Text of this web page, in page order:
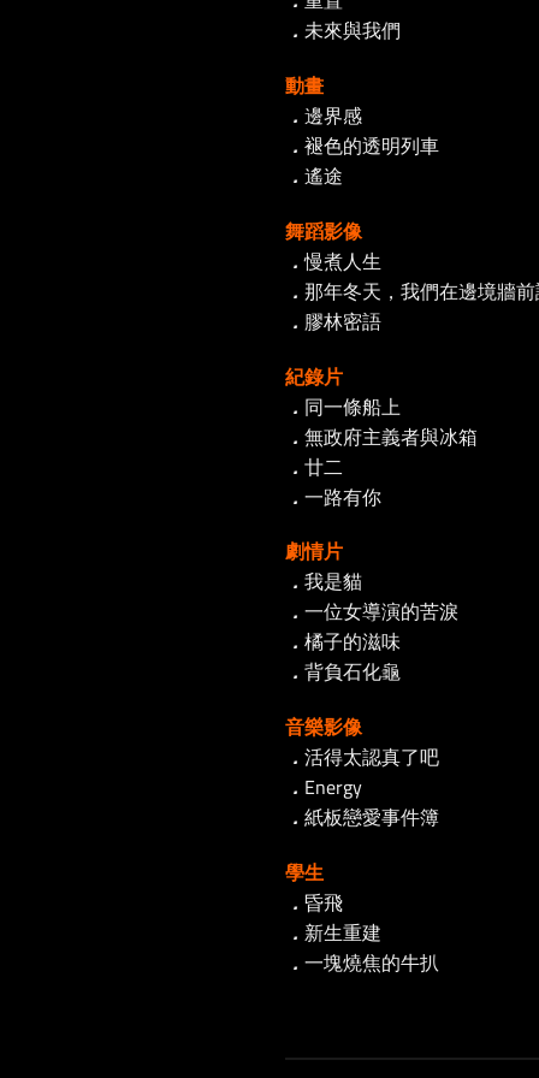
． 未來與我們
動畫
． 邊界感
． 褪色的透明列車
． 遙途
舞蹈影像
．慢煮人生
． 那年冬天，我們在邊境牆
． 膠林密語
紀錄片
． 同一條船上
． 無政府主義者與冰箱
． 廿二
． 一路有你
劇情片
． 我是貓
． 一位女導演的苦淚
． 橘子的滋味
． 背負石化龜
音樂影像
． 活得太認真了吧
． Energy
． 紙板戀愛事件簿
學生
． 昏飛
． 新生重建
． 一塊燒焦的牛扒